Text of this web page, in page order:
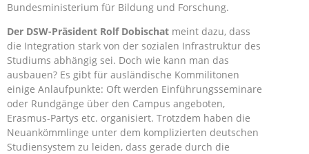
Bundesministerium für Bildung und Forschung.
Der DSW-Präsident Rolf Dobischat meint dazu, dass
die Integration stark von der sozialen Infrastruktur des
Studiums abhängig sei. Doch wie kann man das
ausbauen? Es gibt für ausländische Kommilitonen
einige Anlaufpunkte: Oft werden Einführungsseminare
oder Rundgänge über den Campus angeboten,
Erasmus-Partys etc. organisiert. Trotzdem haben die
Neuankömmlinge unter dem komplizierten deutschen
Studiensystem zu leiden, dass gerade durch die